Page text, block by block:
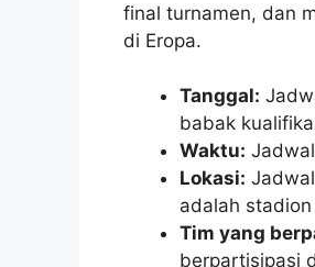
final turnamen, dan
di Eropa.
Tanggal:
babak
Waktu:
Lokasi:
adalah
Tim yang
berpartisipasi